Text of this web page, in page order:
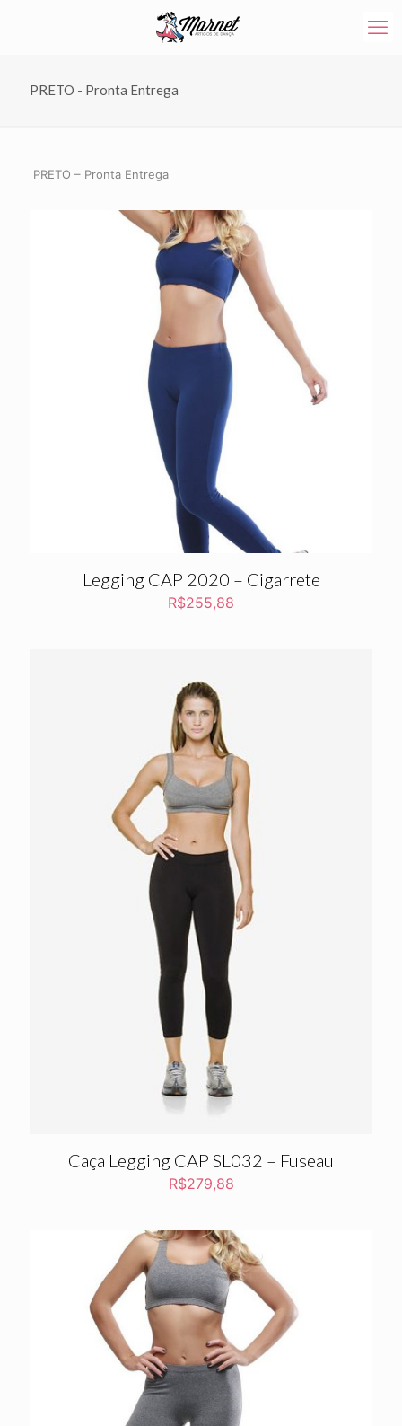
PRETO - Pronta Entrega
PRETO – Pronta Entrega
Legging CAP 2020 – Cigarrete
R$255,88
Caça Legging CAP SL032 – Fuseau
R$279,88